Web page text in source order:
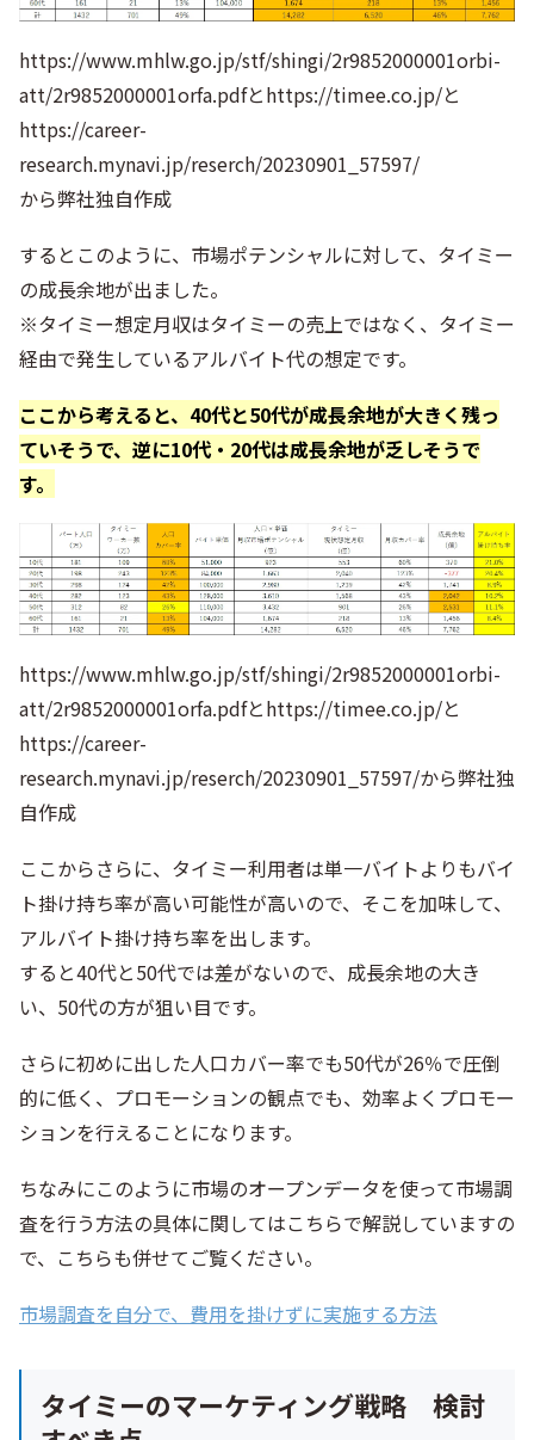
https://www.mhlw.go.jp/stf/shingi/2r9852000001orbi-
att/2r9852000001orfa.pdfとhttps://timee.co.jp/と
https://career-
research.mynavi.jp/reserch/20230901_57597/
から弊社独自作成
するとこのように、市場ポテンシャルに対して、タイミー
の成長余地が出ました。
※タイミー想定月収はタイミーの売上ではなく、タイミー
経由で発生しているアルバイト代の想定です。
ここから考えると、40代と50代が成長余地が大きく残っ
ていそうで、逆に10代・20代は成長余地が乏しそうで
す。
https://www.mhlw.go.jp/stf/shingi/2r9852000001orbi-
att/2r9852000001orfa.pdfとhttps://timee.co.jp/と
https://career-
research.mynavi.jp/reserch/20230901_57597/から弊社独
自作成
ここからさらに、タイミー利用者は単一バイトよりもバイ
ト掛け持ち率が高い可能性が高いので、そこを加味して、
アルバイト掛け持ち率を出します。
すると40代と50代では差がないので、成長余地の大き
い、50代の方が狙い目です。
さらに初めに出した人口カバー率でも50代が26％で圧倒
的に低く、プロモーションの観点でも、効率よくプロモー
ションを行えることになります。
ちなみにこのように市場のオープンデータを使って市場調
査を行う方法の具体に関してはこちらで解説していますの
で、こちらも併せてご覧ください。
市場調査を自分で、費用を掛けずに実施する方法
タイミーのマーケティング戦略 検討